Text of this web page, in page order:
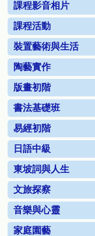
課程影音相片
課程活動
裝置藝術與生活
陶藝實作
版畫初階
書法基礎班
易經初階
日語中級
東坡詞與人生
文旅探察
音樂與心靈
家庭園藝